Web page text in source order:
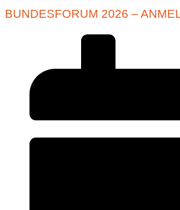
BUNDESFORUM 2026 –